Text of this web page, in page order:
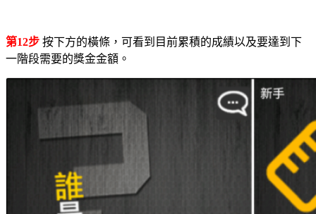
第12步 按下方的橫條，可看到目前累積的成績以及要達到下
一階段需要的獎金金額。